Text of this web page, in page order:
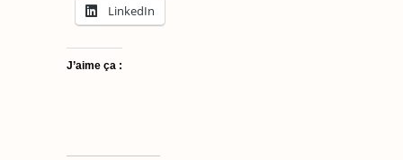
LinkedIn
J’aime ça :